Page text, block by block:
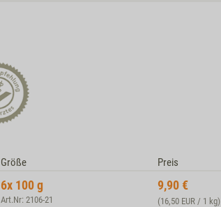
Größe Preis
6x 100 g
Art.Nr: 2106-21
9,90€
(16,50 EUR / 1 kg)